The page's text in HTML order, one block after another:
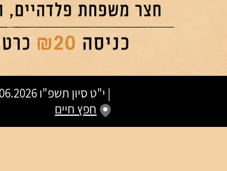
| י"ט סיון תשפ"ו04.06.2026 | פתיחת שערים 20:00
חפץ חיים